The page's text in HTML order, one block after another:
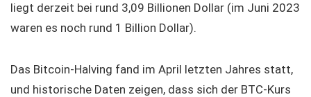
liegt derzeit bei rund 3,09 Billionen Dollar (im Juni 2023
waren es noch rund 1 Billion Dollar).
Das Bitcoin-Halving fand im April letzten Jahres statt,
und historische Daten zeigen, dass sich der BTC-Kurs